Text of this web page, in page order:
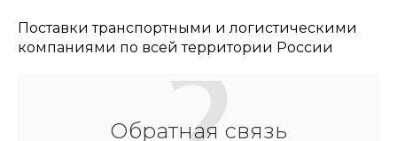
Поставки транспортными и логистическими
компаниями по всей территории России
Обратная связь